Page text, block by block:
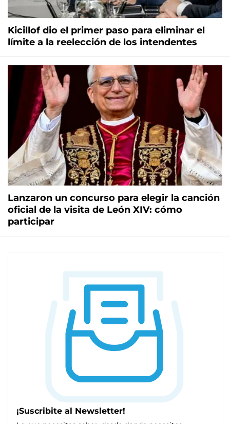
Kicillof dio el primer paso para eliminar el
límite a la reelección de los intendentes
Lanzaron un concurso para elegir la canción
oficial de la visita de León XIV: cómo
participar
¡Suscribite al Newsletter!